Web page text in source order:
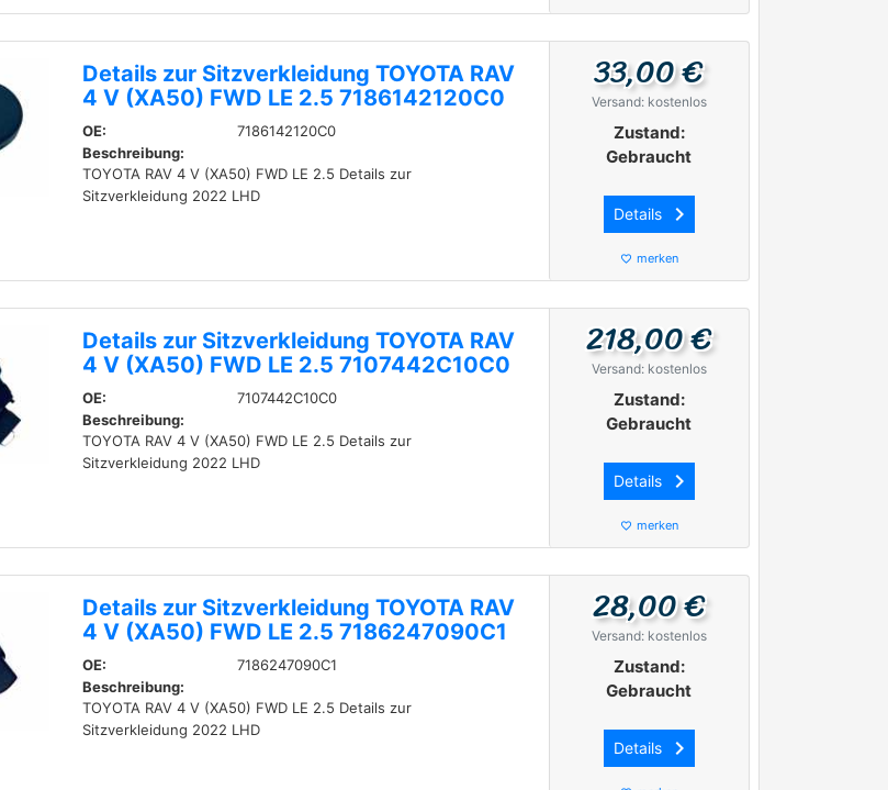
Details zur Sitzverkleidung TOYOTA RAV
4 V (XA50) FWD LE 2.5 7186142120C0
OE:
7186142120C0
Beschreibung:
TOYOTA RAV 4 V (XA50) FWD LE 2.5 Details zur
Sitzverkleidung 2022 LHD
33,00 €
Versand: kostenlos
Zustand:
Gebraucht
Details keyboard_arrow_right
favorite_border merken
Details zur Sitzverkleidung TOYOTA RAV
4 V (XA50) FWD LE 2.5 7107442C10C0
OE:
7107442C10C0
Beschreibung:
TOYOTA RAV 4 V (XA50) FWD LE 2.5 Details zur
Sitzverkleidung 2022 LHD
218,00 €
Versand: kostenlos
Zustand:
Gebraucht
Details keyboard_arrow_right
favorite_border merken
Details zur Sitzverkleidung TOYOTA RAV
4 V (XA50) FWD LE 2.5 7186247090C1
OE:
7186247090C1
Beschreibung:
TOYOTA RAV 4 V (XA50) FWD LE 2.5 Details zur
Sitzverkleidung 2022 LHD
28,00 €
Versand: kostenlos
Zustand:
Gebraucht
Details keyboard_arrow_right